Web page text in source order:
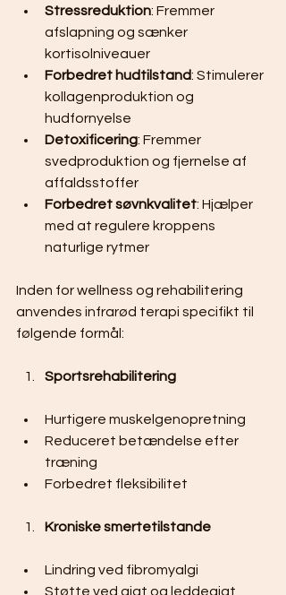
Stressreduktion: Fremmer
afslapning og sænker
kortisolniveauer
Forbedret hudtilstand: Stimulerer
kollagenproduktion og
hudfornyelse
Detoxificering: Fremmer
svedproduktion og fjernelse af
affaldsstoffer
Forbedret søvnkvalitet: Hjælper
med at regulere kroppens
naturlige rytmer
Inden for wellness og rehabilitering
anvendes infrarød terapi specifikt til
følgende formål:
Sportsrehabilitering
Hurtigere muskelgenopretning
Reduceret betændelse efter
træning
Forbedret fleksibilitet
Kroniske smertetilstande
Lindring ved fibromyalgi
Støtte ved gigt og leddegigt